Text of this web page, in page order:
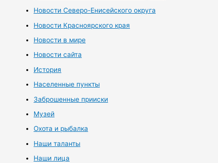
Новости Северо-Енисейского округа
Новости Красноярского края
Новости в мире
Новости сайта
История
Населенные пункты
Заброшенные прииски
Музей
Охота и рыбалка
Наши таланты
Наши лица